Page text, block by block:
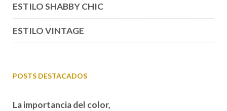
ESTILO SHABBY CHIC
ESTILO VINTAGE
POSTS DESTACADOS
La importancia del color,